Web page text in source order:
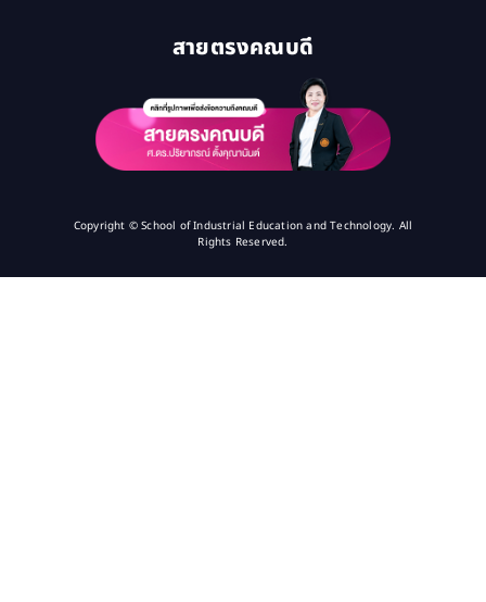
สายตรงคณบดี
Copyright © School of Industrial Education and Technology. All
Rights Reserved.